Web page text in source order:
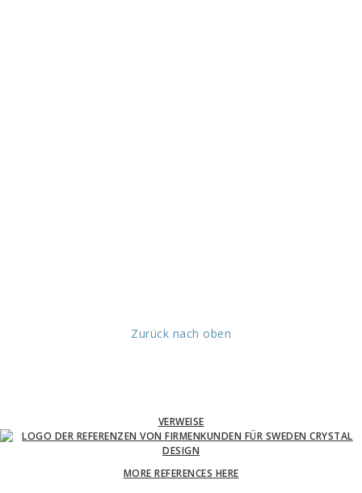
Zurück nach oben
VERWEISE
MORE REFERENCES HERE